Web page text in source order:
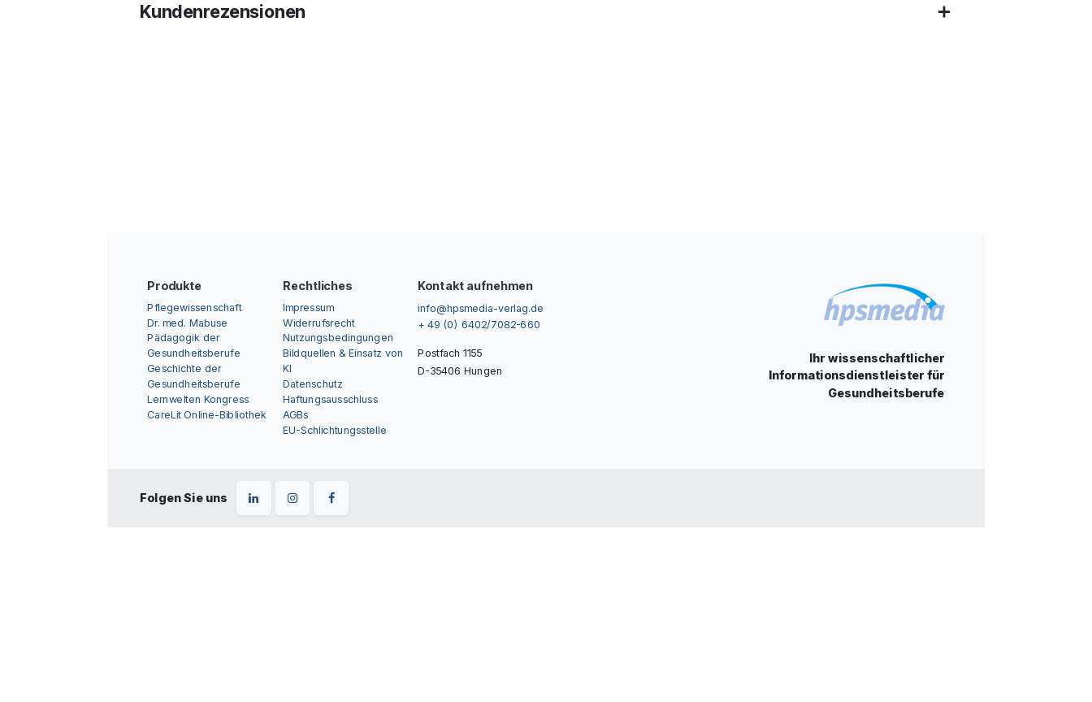
Kundenrezensionen
Produkte
Pflegewissenschaft
Dr. med. Mabuse
Pädagogik der
Gesundheitsberufe
Geschichte der
Gesundheitsberufe
Lernwelten Kongress
CareLit Online-Bibliothek
Rechtliches
Impressum
Widerrufsrecht
Nutzungsbedingungen
Bildquellen & Einsatz von
KI
Datenschutz
Haftungsausschluss
AGBs
EU-Schlichtungsstelle
Kontakt aufnehmen
info@hpsmedia-verlag.de
+ 49 (0) 6402/7082-660
Postfach 1155
D-35406 Hungen
Ihr wissenschaftlicher
Informationsdienstleister für
Gesundheitsberufe
Folgen Sie uns